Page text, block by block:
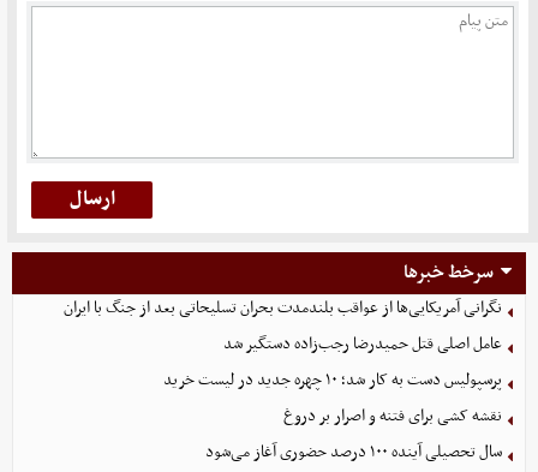
سرخط خبرها
نگرانی آمریکایی‌ها از عواقب بلندمدت بحران تسلیحاتی بعد از جنگ با ایران
عامل اصلی قتل حمیدرضا رجب‌زاده دستگیر شد
پرسپولیس دست به کار شد؛ ۱۰ چهره جدید در لیست خرید
نقشه کشی برای فتنه و اصرار بر دروغ
سال تحصیلی آینده ۱۰۰ درصد حضوری آغاز می‌شود